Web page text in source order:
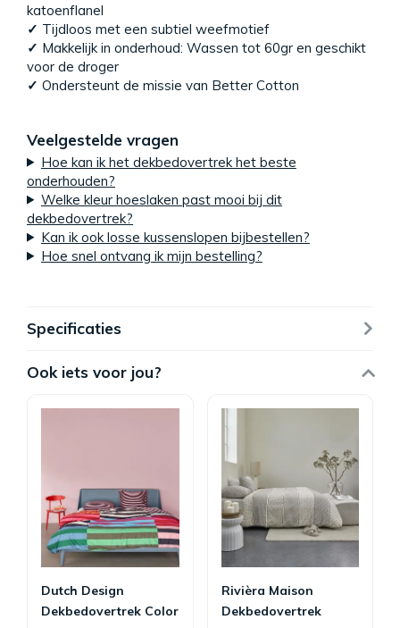
katoenflanel
✓ Tijdloos met een subtiel weefmotief
✓ Makkelijk in onderhoud: Wassen tot 60gr en geschikt
voor de droger
✓ Ondersteunt de missie van Better Cotton
Veelgestelde vragen
Hoe kan ik het dekbedovertrek het beste
onderhouden?
Welke kleur hoeslaken past mooi bij dit
dekbedovertrek?
Kan ik ook losse kussenslopen bijbestellen?
Hoe snel ontvang ik mijn bestelling?
Specificaties
Ook iets voor jou?
Dutch Design
Dekbedovertrek Color
Rivièra Maison
Dekbedovertrek